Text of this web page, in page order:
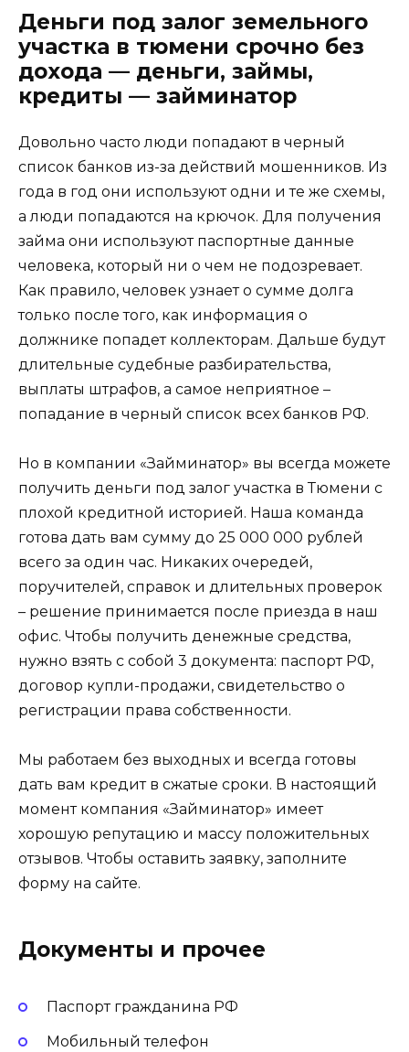
Деньги под залог земельного
участка в тюмени срочно без
дохода — деньги, займы,
кредиты — займинатор
Довольно часто люди попадают в черный
список банков из-за действий мошенников. Из
года в год они используют одни и те же схемы,
а люди попадаются на крючок. Для получения
займа они используют паспортные данные
человека, который ни о чем не подозревает.
Как правило, человек узнает о сумме долга
только после того, как информация о
должнике попадет коллекторам. Дальше будут
длительные судебные разбирательства,
выплаты штрафов, а самое неприятное –
попадание в черный список всех банков РФ.
Но в компании «Займинатор» вы всегда можете
получить деньги под залог участка в Тюмени с
плохой кредитной историей. Наша команда
готова дать вам сумму до 25 000 000 рублей
всего за один час. Никаких очередей,
поручителей, справок и длительных проверок
– решение принимается после приезда в наш
офис. Чтобы получить денежные средства,
нужно взять с собой 3 документа: паспорт РФ,
договор купли-продажи, свидетельство о
регистрации права собственности.
Мы работаем без выходных и всегда готовы
дать вам кредит в сжатые сроки. В настоящий
момент компания «Займинатор» имеет
хорошую репутацию и массу положительных
отзывов. Чтобы оставить заявку, заполните
форму на сайте.
Документы и прочее
Паспорт гражданина РФ
Мобильный телефон